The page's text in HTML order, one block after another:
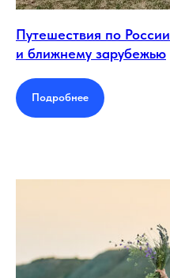
Путешествия по России
и ближнему зарубежью
Подробнее